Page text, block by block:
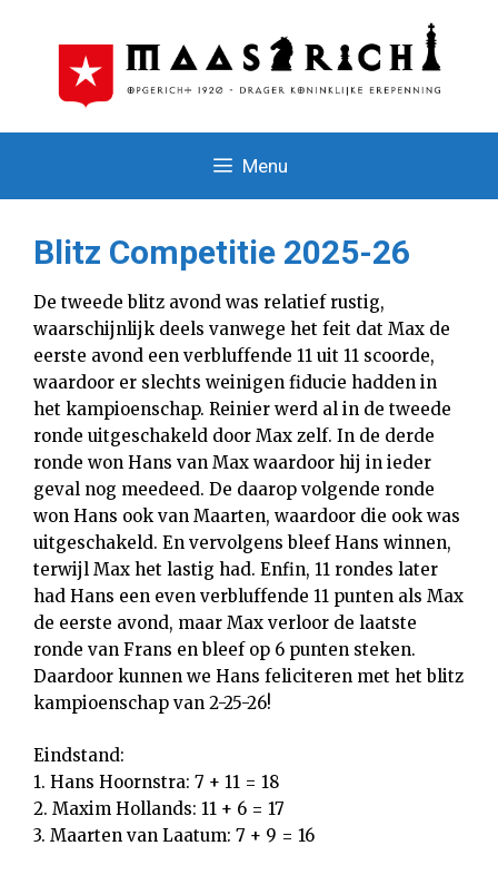
Menu
Blitz Competitie 2025-26
De tweede blitz avond was relatief rustig,
waarschijnlijk deels vanwege het feit dat Max de
eerste avond een verbluffende 11 uit 11 scoorde,
waardoor er slechts weinigen fiducie hadden in
het kampioenschap. Reinier werd al in de tweede
ronde uitgeschakeld door Max zelf. In de derde
ronde won Hans van Max waardoor hij in ieder
geval nog meedeed. De daarop volgende ronde
won Hans ook van Maarten, waardoor die ook was
uitgeschakeld. En vervolgens bleef Hans winnen,
terwijl Max het lastig had. Enfin, 11 rondes later
had Hans een even verbluffende 11 punten als Max
de eerste avond, maar Max verloor de laatste
ronde van Frans en bleef op 6 punten steken.
Daardoor kunnen we Hans feliciteren met het blitz
kampioenschap van 2-25-26!
Eindstand:
1. Hans Hoornstra: 7 + 11 = 18
2. Maxim Hollands: 11 + 6 = 17
3. Maarten van Laatum: 7 + 9 = 16